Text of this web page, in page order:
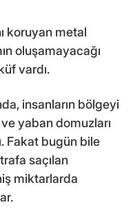
koruyan metal
oluşamayacağı
vardı.
insanların bölgeyi
yaban domuzları
Fakat bugün bile
saçılan
miktarlarda